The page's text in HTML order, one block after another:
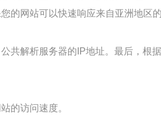
的网站可以快速响应来自亚洲地区
共解析服务器的IP地址。最后，根
的访问速度。